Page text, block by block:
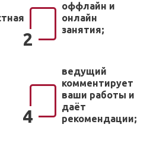
2
оффлайн и
онлайн
занятия;
4
ведущий
комментирует
ваши работы и
даёт
рекомендации;